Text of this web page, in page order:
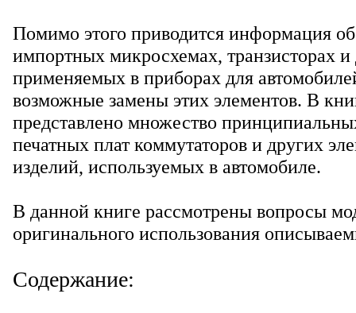
Помимо этого приводится информация
импортных микросхемах, транзисторах и
применяемых в приборах для
возможные замены этих элементов. В
представлено множество
печатных плат коммутаторов и других
изделий, используемых в автомобиле.
В данной книге рассмотрены вопросы
оригинального использования
Содержание: